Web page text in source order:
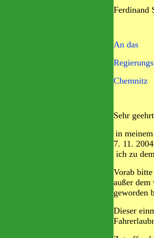
An das
Chemnitz
Sehr
in
7. 11.
ich zu
Vorab
außer
geworden
Dieser